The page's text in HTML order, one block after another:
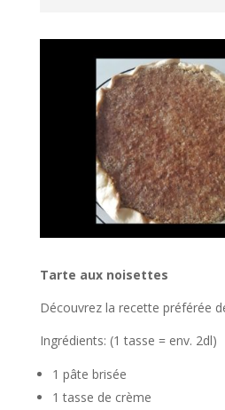
Tarte aux noisettes
Découvrez la recette préférée
Ingrédients: (1 tasse = env. 2dl)
1 pâte brisée
1 tasse de crème